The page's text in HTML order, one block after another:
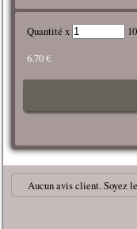
Quantité x
6.70 €
Aucun avis client. Soyez